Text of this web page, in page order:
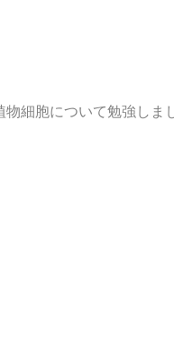
細胞について勉強しま